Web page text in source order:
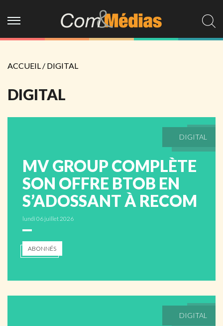
ACCUEIL / DIGITAL
DIGITAL
DIGITAL
MV GROUP COMPLÈTE
SON OFFRE BTOB EN
S’ADOSSANT À RECOM
lundi 06 juillet 2026
ABONNÉS
DIGITAL